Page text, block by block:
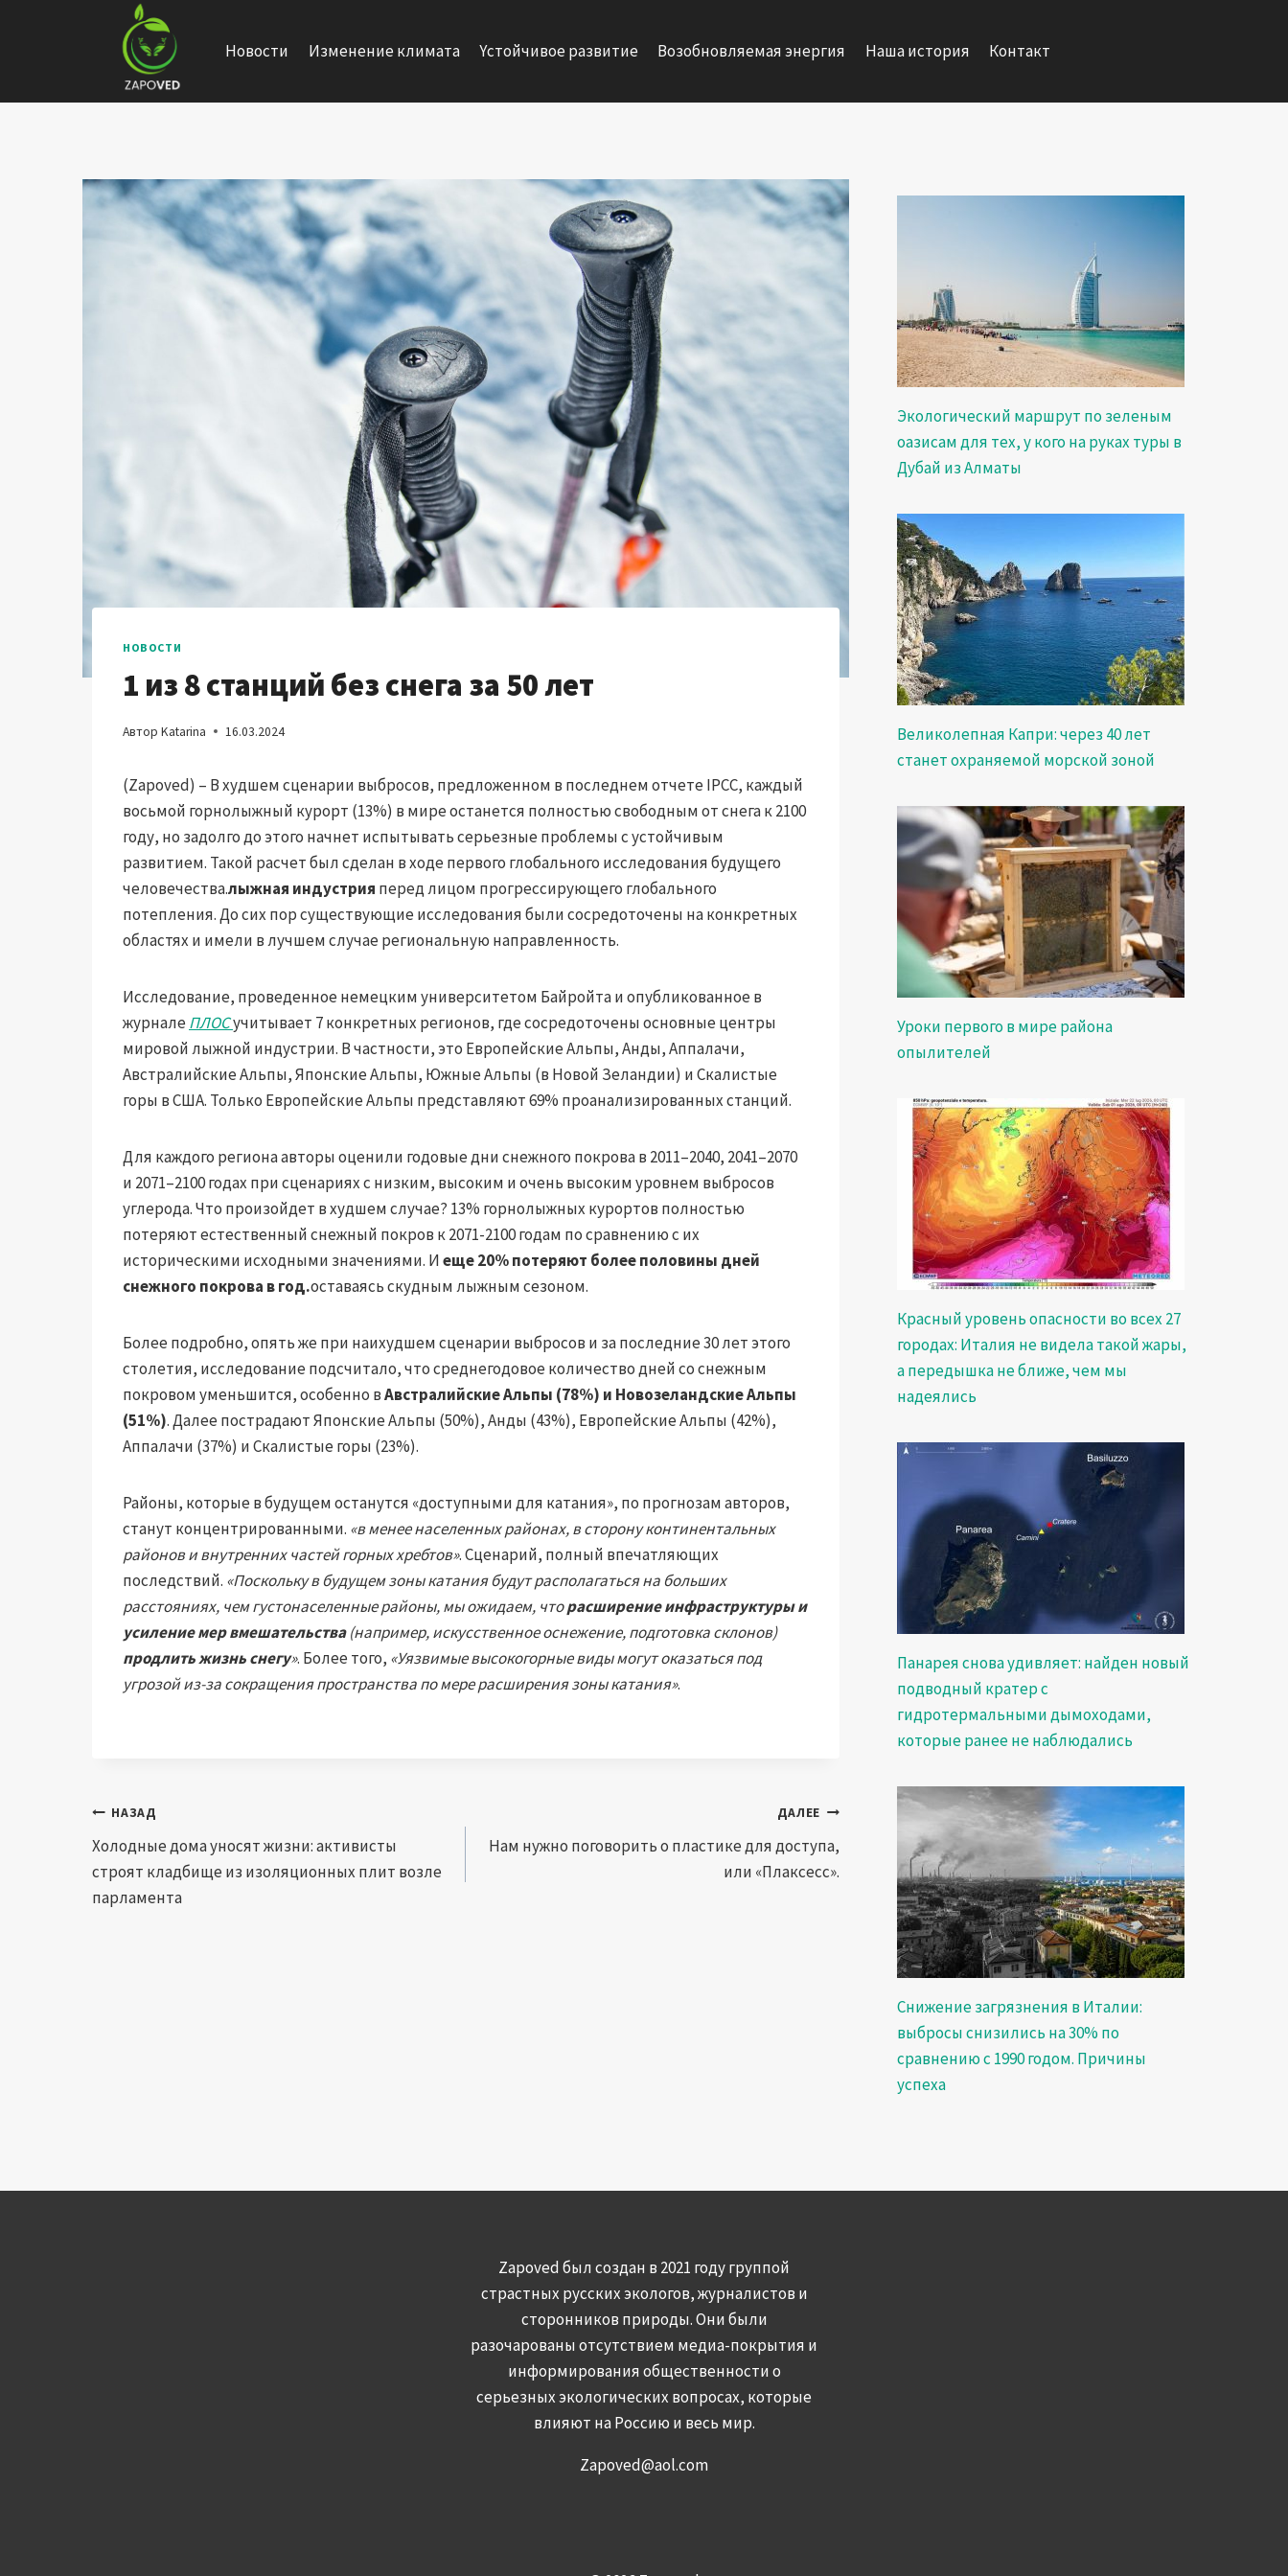
Новости Изменение климата Yстойчивое развитие Возобновляемая энергия Наша история Контакт
НОВОСТИ
1 из 8 станций без снега за 50 лет
Автор Katarina 16.03.2024
(Zapoved) – В худшем сценарии выбросов, предложенном в последнем отчете IPCC, каждый
восьмой горнолыжный курорт (13%) в мире останется полностью свободным от снега к 2100
году, но задолго до этого начнет испытывать серьезные проблемы с устойчивым
развитием. Такой расчет был сделан в ходе первого глобального исследования будущего
человечества.лыжная индустрия перед лицом прогрессирующего глобального
потепления. До сих пор существующие исследования были сосредоточены на конкретных
областях и имели в лучшем случае региональную направленность.
Исследование, проведенное немецким университетом Байройта и опубликованное в
журнале ПЛОСучитывает 7 конкретных регионов, где сосредоточены основные центры
мировой лыжной индустрии. В частности, это Европейские Альпы, Анды, Аппалачи,
Австралийские Альпы, Японские Альпы, Южные Альпы (в Новой Зеландии) и Скалистые
горы в США. Только Европейские Альпы представляют 69% проанализированных станций.
Для каждого региона авторы оценили годовые дни снежного покрова в 2011–2040, 2041–2070
и 2071–2100 годах при сценариях с низким, высоким и очень высоким уровнем выбросов
углерода. Что произойдет в худшем случае? 13% горнолыжных курортов полностью
потеряют естественный снежный покров к 2071-2100 годам по сравнению с их
историческими исходными значениями. Иеще 20% потеряют более половины дней
снежного покрова в год.оставаясь скудным лыжным сезоном.
Более подробно, опять же при наихудшем сценарии выбросов и за последние 30 лет этого
столетия, исследование подсчитало, что среднегодовое количество дней со снежным
покровом уменьшится, особенно вАвстралийские Альпы (78%) и Новозеландские Альпы
(51%). Далее пострадают Японские Альпы (50%), Анды (43%), Европейские Альпы (42%),
Аппалачи (37%) и Скалистые горы (23%).
Районы, которые в будущем останутся «доступными для катания», по прогнозам авторов,
станут концентрированными. «в менее населенных районах, в сторону континентальных
районов и внутренних частей горных хребтов». Сценарий, полный впечатляющих
последствий. «Поскольку в будущем зоны катания будут располагаться на больших
расстояниях, чем густонаселенные районы, мы ожидаем, чторасширение инфраструктуры и
усиление мер вмешательства(например, искусственное оснежение, подготовка склонов)
продлить жизнь снегу». Более того, «Уязвимые высокогорные виды могут оказаться под
угрозой из-за сокращения пространства по мере расширения зоны катания».
Навигация
по
записям
НАЗАД
Холодные дома уносят жизни: активисты
строят кладбище из изоляционных плит возле
парламента
ДАЛЕЕ
Нам нужно поговорить о пластике для доступа,
или «Плаксесс».
Экологический маршрут по зеленым
оазисам для тех, у кого на руках туры в
Дубай из Алматы
Великолепная Капри: через 40 лет
станет охраняемой морской зоной
Уроки первого в мире района
опылителей
Красный уровень опасности во всех 27
городах: Италия не видела такой жары,
а передышка не ближе, чем мы
надеялись
Панарея снова удивляет: найден новый
подводный кратер с
гидротермальными дымоходами,
которые ранее не наблюдались
Снижение загрязнения в Италии:
выбросы снизились на 30% по
сравнению с 1990 годом. Причины
успеха
Zapoved был создан в 2021 году группой
страстных русских экологов, журналистов и
сторонников природы. Они были
разочарованы отсутствием медиа-покрытия и
информирования общественности о
серьезных экологических вопросах, которые
влияют на Россию и весь мир.
Zapoved@aol.com